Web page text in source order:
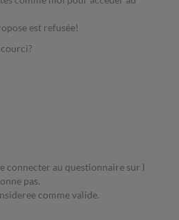
est refusée!
connecter au questionnaire sur l
pas.
comme valide.